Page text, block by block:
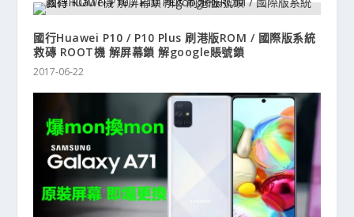
國行Huawei P10 / P10 Plus 刷港版ROM / 國際版系統
救磚 ROOT機 解屏幕鎖 解google賬號鎖
2017-06-22